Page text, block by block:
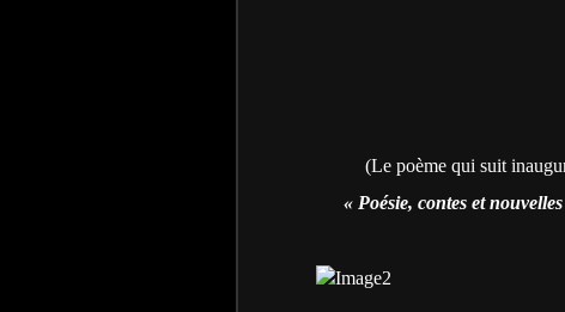
(Le poème qui suit
« Poésie, contes et